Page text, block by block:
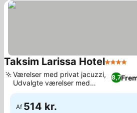
Taksim Larissa Hotel4 Stjerner
8,7
Værelser med privat jacuzzi,
Udvalgte værelser med
balkon
Af 514 kr.